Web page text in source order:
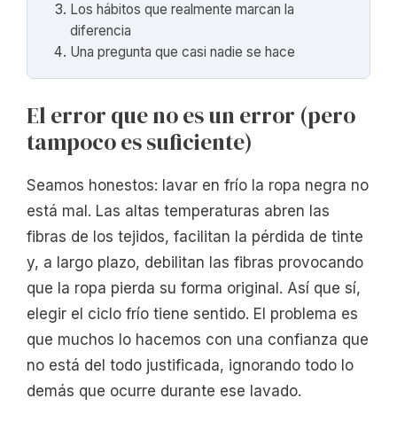
Los hábitos que realmente marcan la
diferencia
Una pregunta que casi nadie se hace
El error que no es un error (pero
tampoco es suficiente)
Seamos honestos: lavar en frío la ropa negra no
está mal. Las altas temperaturas abren las
fibras de los tejidos, facilitan la pérdida de tinte
y, a largo plazo, debilitan las fibras provocando
que la ropa pierda su forma original. Así que sí,
elegir el ciclo frío tiene sentido. El problema es
que muchos lo hacemos con una confianza que
no está del todo justificada, ignorando todo lo
demás que ocurre durante ese lavado.